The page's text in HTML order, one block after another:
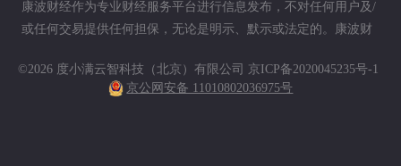
的几个关系
康波财经作为专业财经服务平台进行信息发布，不对任何用户及/
或任何交易提供任何担保，无论是明示、默示或法定的。康波财
链接）仅供参考（如：历史或预期收益不代表实际收益），不作
为任何法律文件，亦不构成任何邀约、投资建议或承诺，用户应
©2026 度小满云智科技（北京）有限公司 京ICP备2020045235号-1
京公网安备 11010802036975号